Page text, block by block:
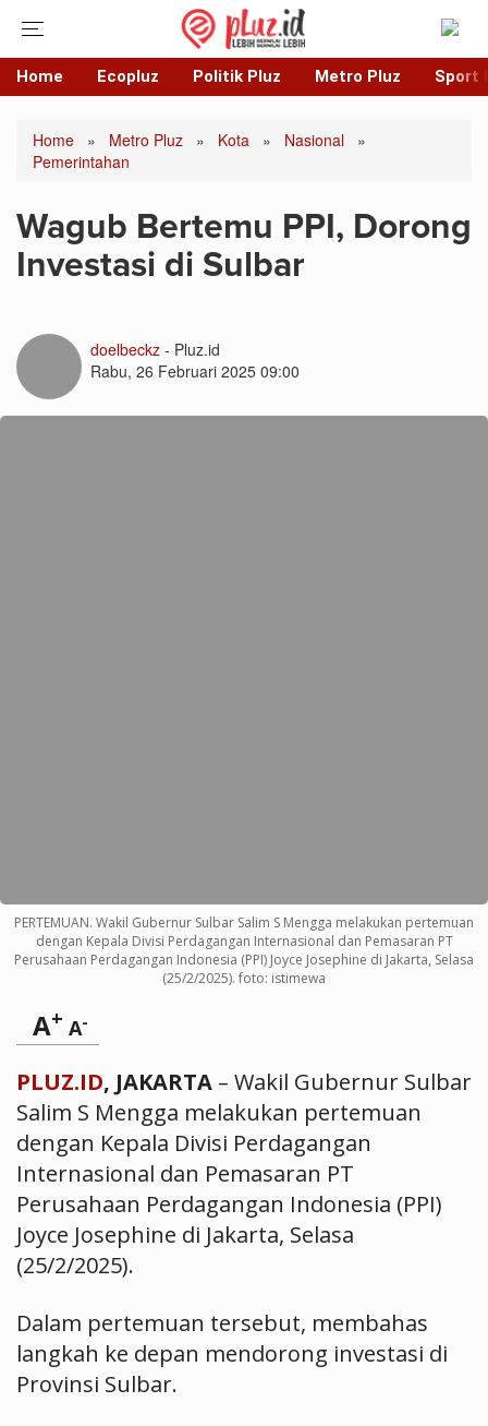
Home Ecopluz Politik Pluz Metro Pluz Sport
Home » Metro Pluz » Kota » Nasional
»
Pemerintahan
Wagub Bertemu PPI, Dorong
Investasi di Sulbar
doelbeckz - Pluz.id
Rabu, 26 Februari 2025 09:00
PERTEMUAN. Wakil Gubernur Sulbar Salim S Mengga melakukan pertemuan
dengan Kepala Divisi Perdagangan Internasional dan Pemasaran PT
Perusahaan Perdagangan Indonesia (PPI) Joyce Josephine di Jakarta, Selasa
(25/2/2025). foto: istimewa
A+ A-
PLUZ.ID, JAKARTA – Wakil Gubernur Sulbar
Salim S Mengga melakukan pertemuan
dengan Kepala Divisi Perdagangan
Internasional dan Pemasaran PT
Perusahaan Perdagangan Indonesia (PPI)
Joyce Josephine di Jakarta, Selasa
(25/2/2025).
Dalam pertemuan tersebut, membahas
langkah ke depan mendorong investasi di
Provinsi Sulbar.